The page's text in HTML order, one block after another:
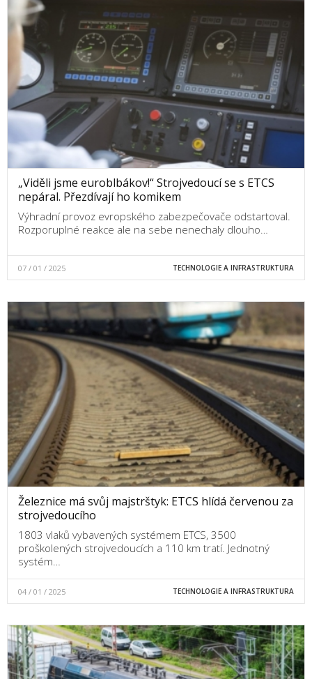
„Viděli jsme euroblbákov!“ Strojvedoucí se s ETCS
nepáral. Přezdívají ho komikem
Výhradní provoz evropského zabezpečovače odstartoval.
Rozporuplné reakce ale na sebe nenechaly dlouho…
07 / 01 / 2025 TECHNOLOGIE A INFRASTRUKTURA
Železnice má svůj majstrštyk: ETCS hlídá červenou za
strojvedoucího
1803 vlaků vybavených systémem ETCS, 3500
proškolených strojvedoucích a 110 km tratí. Jednotný
systém…
04 / 01 / 2025 TECHNOLOGIE A INFRASTRUKTURA